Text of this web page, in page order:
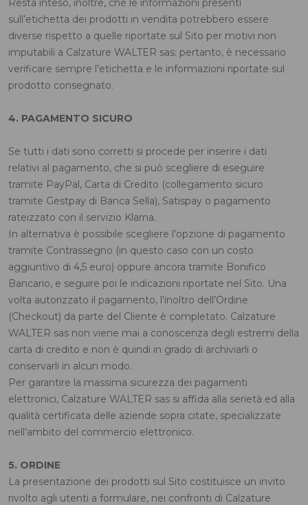
Resta inteso, inoltre, che le informazioni presenti
sull’etichetta dei prodotti in vendita potrebbero essere
diverse rispetto a quelle riportate sul Sito per motivi non
imputabili a Calzature WALTER sas: pertanto, è necessario
verificare sempre l’etichetta e le informazioni riportate sul
prodotto consegnato.
4. PAGAMENTO SICURO
Se tutti i dati sono corretti si procede per inserire i dati
relativi al pagamento, che si può scegliere di eseguire
tramite PayPal, Carta di Credito (collegamento sicuro
tramite Gestpay di Banca Sella), Satispay o pagamento
rateizzato con il servizio Klarna.
In alternativa è possibile scegliere l’opzione di pagamento
tramite Contrassegno (in questo caso con un costo
aggiuntivo di 4,5 euro) oppure ancora tramite Bonifico
Bancario, e seguire poi le indicazioni riportate nel Sito. Una
volta autorizzato il pagamento, l’inoltro dell’Ordine
(Checkout) da parte del Cliente è completato. Calzature
WALTER sas non viene mai a conoscenza degli estremi della
carta di credito e non è quindi in grado di archiviarli o
conservarli in alcun modo.
Per garantire la massima sicurezza dei pagamenti
elettronici, Calzature WALTER sas si affida alla serietà ed alla
qualità certificata delle aziende sopra citate, specializzate
nell’ambito del commercio elettronico.
5. ORDINE
La presentazione dei prodotti sul Sito costituisce un invito
rivolto agli utenti a formulare, nei confronti di Calzature